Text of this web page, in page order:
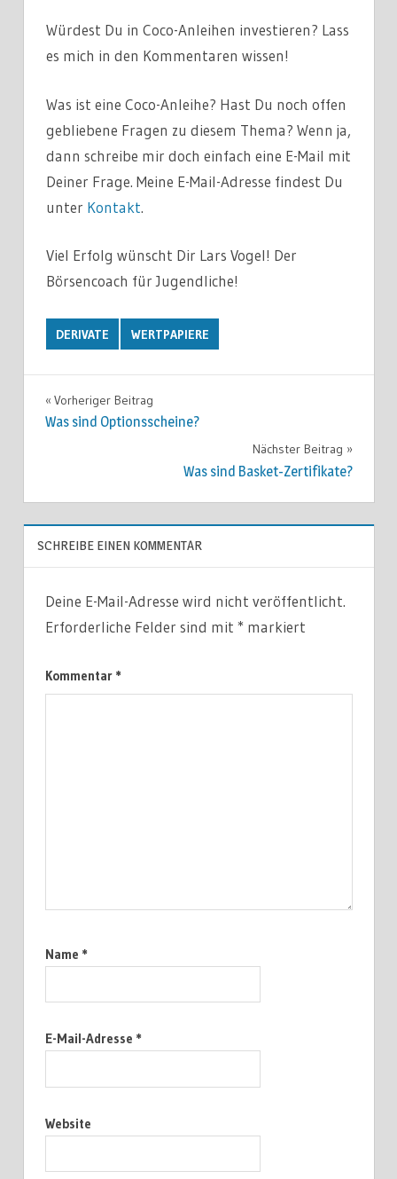
Würdest Du in Coco-Anleihen investieren? Lass
es mich in den Kommentaren wissen!
Was ist eine Coco-Anleihe? Hast Du noch offen
gebliebene Fragen zu diesem Thema? Wenn ja,
dann schreibe mir doch einfach eine E-Mail mit
Deiner Frage. Meine E-Mail-Adresse findest Du
unter Kontakt.
Viel Erfolg wünscht Dir Lars Vogel! Der
Börsencoach für Jugendliche!
DERIVATE WERTPAPIERE
Beitragsnavigation
Vorheriger Beitrag
Was sind Optionsscheine?
Nächster Beitrag
Was sind Basket-Zertifikate?
SCHREIBE EINEN KOMMENTAR
Deine E-Mail-Adresse wird nicht veröffentlicht.
Erforderliche Felder sind mit * markiert
Kommentar *
Name *
E-Mail-Adresse *
Website